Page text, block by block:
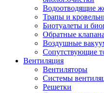
Водоотводящие
Трапы и
Биотуалеты и
Обратные
Воздушные
Сопутствующие
Вентиляция
Вентиляторы
Системы
Решетки